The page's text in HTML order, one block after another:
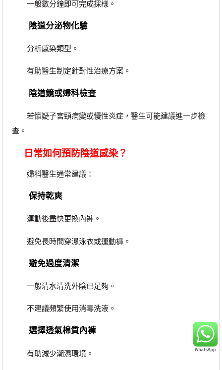
一般數分鐘即可完成採樣。
陰道分泌物化驗
分析感染類型。
有助醫生制定針對性治療方案。
陰道鏡或婦科檢查
若懷疑子宮頸病變或慢性炎症，醫生可能建議進一步檢
查。
日常如何預防陰道感染？
婦科醫生通常建議：
保持乾爽
運動後盡快更換內褲。
避免長時間穿濕泳衣或運動褲。
避免過度清潔
一般清水清洗外陰已足夠。
不建議頻繁使用消毒洗液。
選擇透氣棉質內褲
有助減少潮濕環境。